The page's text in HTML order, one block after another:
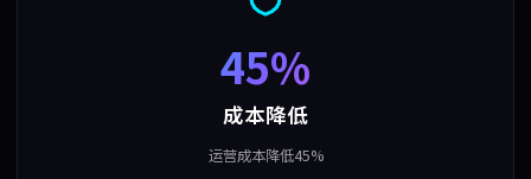
45%
成本降低
运营成本降低45%